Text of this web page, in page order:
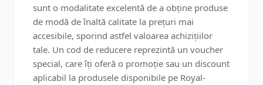
sunt o modalitate excelentă de a obține produse
de modă de înaltă calitate la prețuri mai
accesibile, sporind astfel valoarea achizițiilor
tale. Un cod de reducere reprezintă un voucher
special, care îți oferă o promoție sau un discount
aplicabil la produsele disponibile pe Royal-